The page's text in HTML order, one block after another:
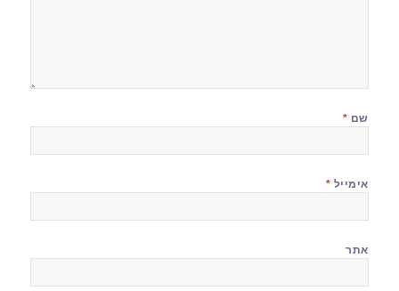
שם *
אימייל *
אתר